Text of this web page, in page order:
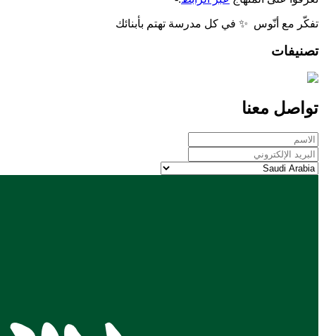
تفكّر مع أنّوس ✨ في كل مدرسة تهتم بأبنائك
تصنيفات
تواصل معنا